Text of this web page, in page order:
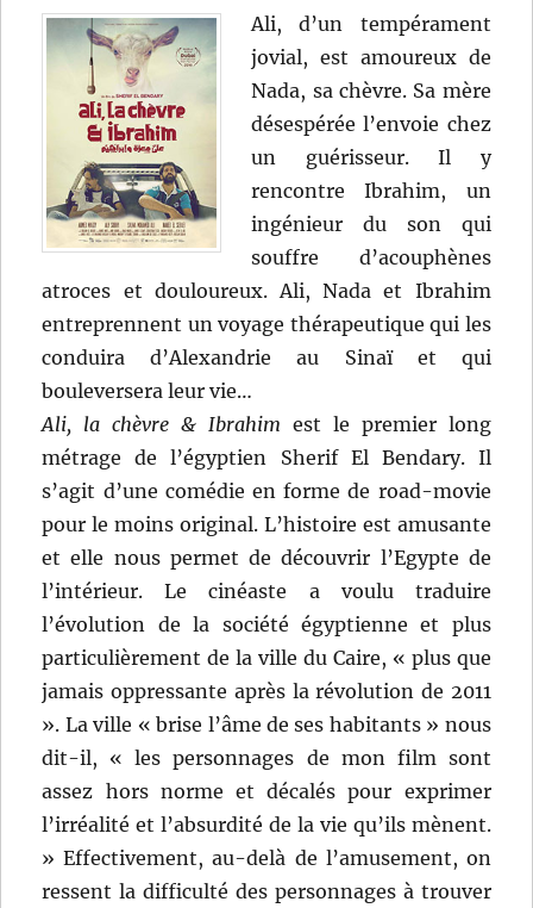
Ali, d’un tempérament
jovial, est amoureux de
Nada, sa chèvre. Sa mère
désespérée l’envoie chez
un guérisseur. Il y
rencontre Ibrahim, un
ingénieur du son qui
souffre d’acouphènes
atroces et douloureux. Ali, Nada et Ibrahim
entreprennent un voyage thérapeutique qui les
conduira d’Alexandrie au Sinaï et qui
bouleversera leur vie…
Ali, la chèvre & Ibrahim est le premier long
métrage de l’égyptien Sherif El Bendary. Il
s’agit d’une comédie en forme de road-movie
pour le moins original. L’histoire est amusante
et elle nous permet de découvrir l’Egypte de
l’intérieur. Le cinéaste a voulu traduire
l’évolution de la société égyptienne et plus
particulièrement de la ville du Caire, « plus que
jamais oppressante après la révolution de 2011
». La ville « brise l’âme de ses habitants » nous
dit-il, « les personnages de mon film sont
assez hors norme et décalés pour exprimer
l’irréalité et l’absurdité de la vie qu’ils mènent.
» Effectivement, au-delà de l’amusement, on
ressent la difficulté des personnages à trouver